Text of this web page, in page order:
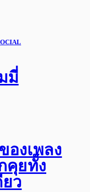
มี่
องเพลง
คุยทั้ง
ว